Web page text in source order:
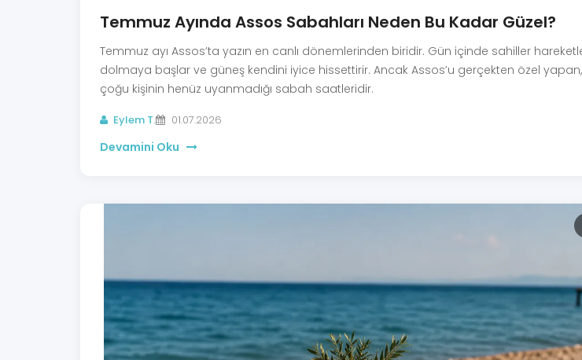
Temmuz Ayında Assos Sabahları Neden Bu Kadar Güzel?
Temmuz ayı Assos’ta yazın en canlı dönemlerinden biridir. Gün içinde sahiller
dolmaya başlar ve güneş kendini iyice hissettirir. Ancak Assos’u gerçekten özel
çoğu kişinin henüz uyanmadığı sabah saatleridir.
Eylem T. 01.07.2026
Devamini Oku